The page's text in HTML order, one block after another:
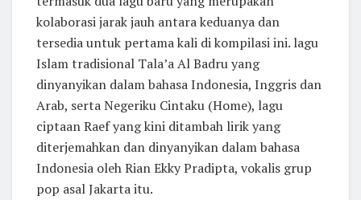
kolaborasi jarak jauh antara keduanya dan
tersedia untuk pertama kali di kompilasi ini. lagu
Islam tradisional Tala’a Al Badru yang
dinyanyikan dalam bahasa Indonesia, Inggris dan
Arab, serta Negeriku Cintaku (Home), lagu
ciptaan Raef yang kini ditambah lirik yang
diterjemahkan dan dinyanyikan dalam bahasa
Indonesia oleh Rian Ekky Pradipta, vokalis grup
pop asal Jakarta itu.